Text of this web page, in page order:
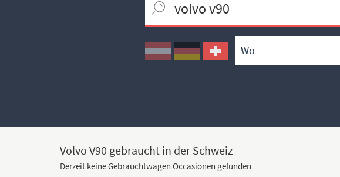
Ortssuche
Umkreissuche
Typsuche
Volvo V90 gebraucht in der Schweiz
Derzeit keine Gebrauchtwagen Occasionen gefunden